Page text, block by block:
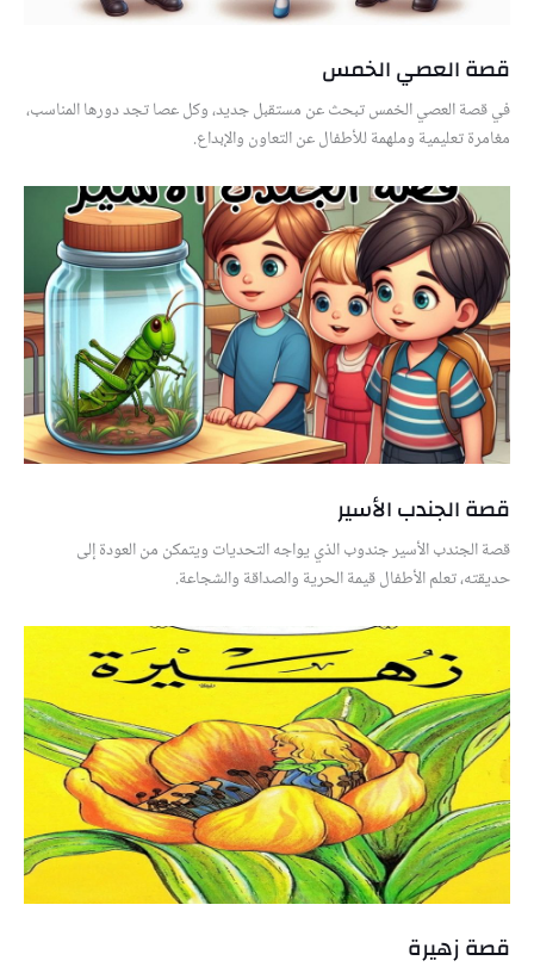
قصة العصي الخمس
في قصة العصي الخمس تبحث عن مستقبل جديد، وكل عصا تجد دورها المناسب،
مغامرة تعليمية وملهمة للأطفال عن التعاون والإبداع.
قصة الجندب الأسير
قصة الجندب الأسير جندوب الذي يواجه التحديات ويتمكن من العودة إلى
حديقته، تعلم الأطفال قيمة الحرية والصداقة والشجاعة.
قصة زهيرة